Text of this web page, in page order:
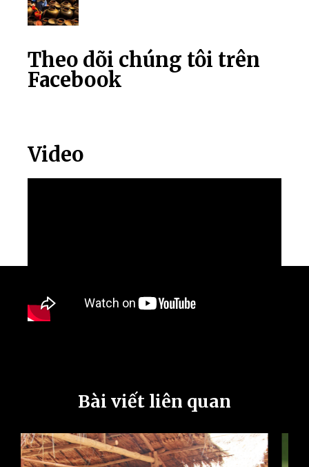
Theo dõi chúng tôi trên
Facebook
Video
Bài viết liên quan